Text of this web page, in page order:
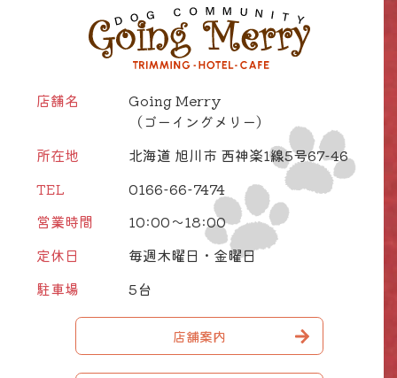
店舗名
Going Merry
（ゴーイングメリー）
所在地
北海道 旭川市 西神楽1線5号67-46
TEL
0166-66-7474
営業時間
10:00～18:00
定休日
毎週木曜日・金曜日
駐車場
5台
店舗案内